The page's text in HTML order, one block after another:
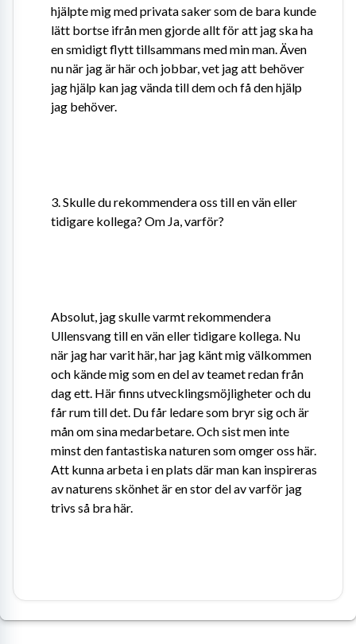
hjälpte mig med privata saker som de bara kunde
lätt bortse ifrån men gjorde allt för att jag ska ha
en smidigt flytt tillsammans med min man. Även
nu när jag är här och jobbar, vet jag att behöver
jag hjälp kan jag vända till dem och få den hjälp
jag behöver.
3. Skulle du rekommendera oss till en vän eller
tidigare kollega? Om Ja, varför?
Absolut, jag skulle varmt rekommendera
Ullensvang till en vän eller tidigare kollega. Nu
när jag har varit här, har jag känt mig välkommen
och kände mig som en del av teamet redan från
dag ett. Här finns utvecklingsmöjligheter och du
får rum till det. Du får ledare som bryr sig och är
mån om sina medarbetare. Och sist men inte
minst den fantastiska naturen som omger oss här.
Att kunna arbeta i en plats där man kan inspireras
av naturens skönhet är en stor del av varför jag
trivs så bra här.